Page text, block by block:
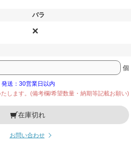
×
個
発送：30営業日以内
たします。(備考欄/希望数量・納期等記載お願い)
在庫切れ
お問い合わせ